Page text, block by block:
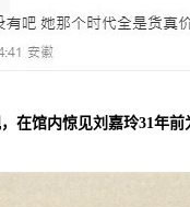
馆内惊见刘嘉玲31年前